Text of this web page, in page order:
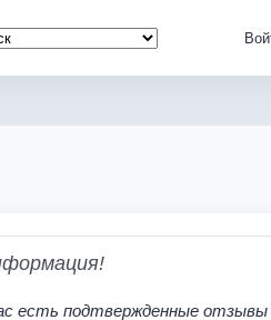
есть подтвержденные отзывы